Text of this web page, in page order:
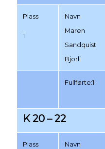
Plass
1
Navn
Maren
Sandquist
Bjorli
Fullførte:1
K 20 – 22
Plass Navn